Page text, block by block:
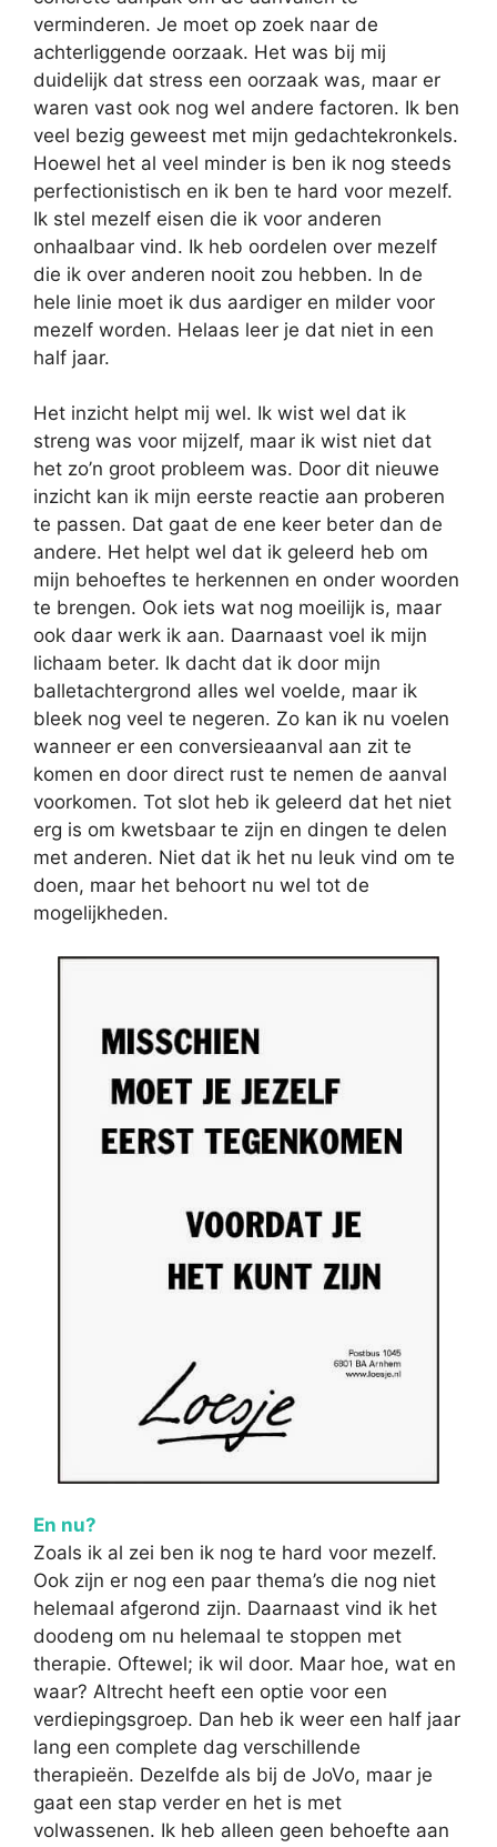
verminderen. Je moet op zoek naar de
achterliggende oorzaak. Het was bij mij
duidelijk dat stress een oorzaak was, maar er
waren vast ook nog wel andere factoren. Ik ben
veel bezig geweest met mijn gedachtekronkels.
Hoewel het al veel minder is ben ik nog steeds
perfectionistisch en ik ben te hard voor mezelf.
Ik stel mezelf eisen die ik voor anderen
onhaalbaar vind. Ik heb oordelen over mezelf
die ik over anderen nooit zou hebben. In de
hele linie moet ik dus aardiger en milder voor
mezelf worden. Helaas leer je dat niet in een
half jaar.
Het inzicht helpt mij wel. Ik wist wel dat ik
streng was voor mijzelf, maar ik wist niet dat
het zo’n groot probleem was. Door dit nieuwe
inzicht kan ik mijn eerste reactie aan proberen
te passen. Dat gaat de ene keer beter dan de
andere. Het helpt wel dat ik geleerd heb om
mijn behoeftes te herkennen en onder woorden
te brengen. Ook iets wat nog moeilijk is, maar
ook daar werk ik aan. Daarnaast voel ik mijn
lichaam beter. Ik dacht dat ik door mijn
balletachtergrond alles wel voelde, maar ik
bleek nog veel te negeren. Zo kan ik nu voelen
wanneer er een conversieaanval aan zit te
komen en door direct rust te nemen de aanval
voorkomen. Tot slot heb ik geleerd dat het niet
erg is om kwetsbaar te zijn en dingen te delen
met anderen. Niet dat ik het nu leuk vind om te
doen, maar het behoort nu wel tot de
mogelijkheden.
En nu?
Zoals ik al zei ben ik nog te hard voor mezelf.
Ook zijn er nog een paar thema’s die nog niet
helemaal afgerond zijn. Daarnaast vind ik het
doodeng om nu helemaal te stoppen met
therapie. Oftewel; ik wil door. Maar hoe, wat en
waar? Altrecht heeft een optie voor een
verdiepingsgroep. Dan heb ik weer een half jaar
lang een complete dag verschillende
therapieën. Dezelfde als bij de JoVo, maar je
gaat een stap verder en het is met
volwassenen. Ik heb alleen geen behoefte aan